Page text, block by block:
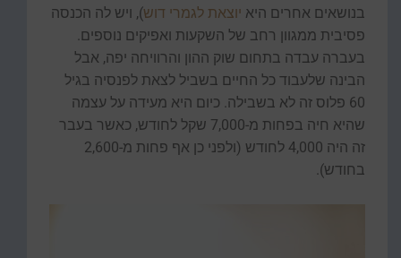
בנושאים אחרים היא יוצאת לגמרי דוש), ויש לה הכנסה
פסיבית ממגוון רחב של השקעות ואפיקים נוספים.
בעברה עבדה בתחום שוק ההון והרוויחה יפה, אבל
הבינה שלעבוד כל החיים בשביל לצאת לפנסיה בגיל
60 פלוס זה לא בשבילה. כיום היא מעידה על עצמה
שהיא חיה בפחות מ-7,000 שקל לחודש, כאשר בעבר
זה היה 4,000 לחודש (ולפני כן אף פחות מ-2,600
בחודש).